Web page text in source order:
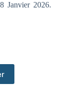
Janvier 2026.